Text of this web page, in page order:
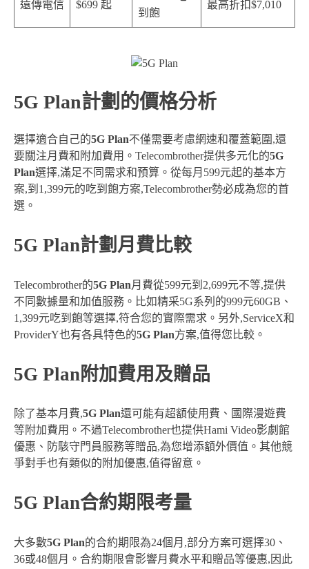
遠傳電信 $699 起
到飽
最高折扣$7,010
5G Plan計劃的價格分析
選擇適合自己的5G Plan不僅需要考慮網速和覆蓋範圍,還
要關注月費和附加費用。Telecombrother提供多元化的5G
Plan選擇,滿足不同需求和預算。從每月599元起的基本方
案,到1,399元的吃到飽方案,Telecombrother勢必成為您的首
選。
5G Plan計劃月費比較
Telecombrother的5G Plan月費從599元到2,699元不等,提供
不同數據量和加值服務。比如精采5G系列的999元60GB、
1,399元吃到飽等選擇,符合您的實際需求。另外,ServiceX和
ProviderY也有各具特色的5G Plan方案,值得您比較。
5G Plan附加費用及贈品
除了基本月費,5G Plan還可能有超額使用費、國際漫遊費
等附加費用。不過Telecombrother也提供Hami Video影劇館
優惠、防駭守門員服務等贈品,為您增添額外價值。其他競
爭對手也有類似的附加優惠,值得留意。
5G Plan合約期限考量
大多數5G Plan的合約期限為24個月,部分方案可選擇30、
36或48個月。合約期限會影響月費水平和贈品等優惠,因此